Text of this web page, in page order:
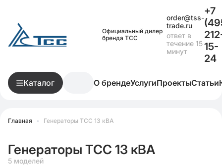
Официальный дилер
бренда ТСС
order@tss-
trade.ru
ответ в
течение 15
минут
+7
15-
24
Каталог О брендеУслугиПроектыСтатьи
Главная • Генераторы ТСС 13 кВА
Генераторы ТСС 13 кВА
5 моделей